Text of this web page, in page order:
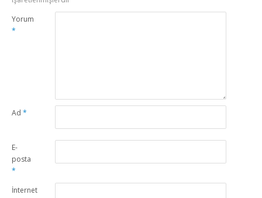
Yorum
*
Ad*
E-
posta
*
İnternet